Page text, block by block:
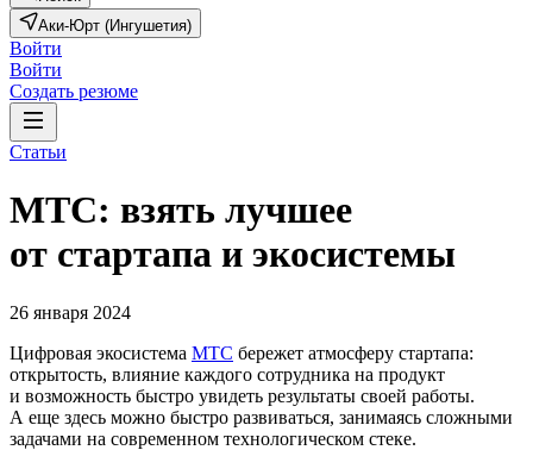
Аки-Юрт (Ингушетия)
Войти
Войти
Создать резюме
Статьи
МТС: взять лучшее
от стартапа и экосистемы
26 января 2024
Цифровая экосистема МТС бережет атмосферу стартапа:
открытость, влияние каждого сотрудника на продукт
и возможность быстро увидеть результаты своей работы.
А еще здесь можно быстро развиваться, занимаясь сложными
задачами на современном технологическом стеке.